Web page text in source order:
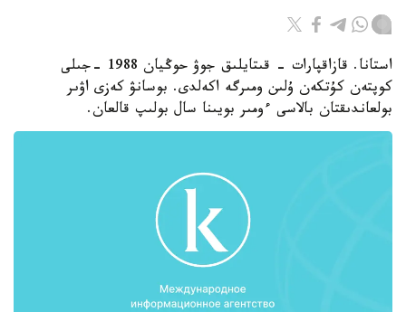
استانا. قازاقپارات - قىتايلىق جوۋ حوڭيان 1988 -جىلى
كوپتەن كۇتكەن ۇلىن ومىرگە اكەلدى. بوسانۋ كەزى اۋىر
بولعاندىقتان بالاسى ءومىر بويىنا سال بولىپ قالعان.